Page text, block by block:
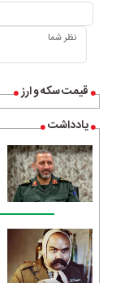
قیمت سکه و ارز
یادداشت